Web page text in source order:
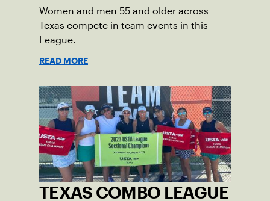
Women and men 55 and older across
Texas compete in team events in this
League.
READ MORE
TEXAS COMBO LEAGUE